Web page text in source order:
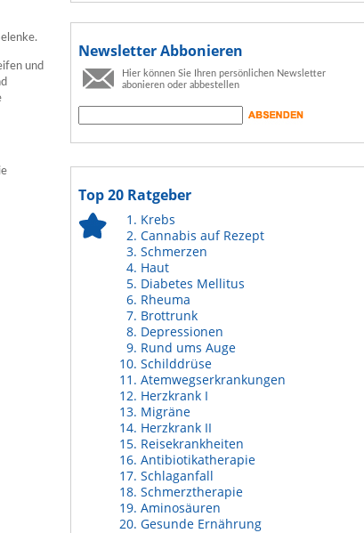
und
Newsletter Abbonieren
Hier können Sie Ihren persönlichen Newsletter
abonieren oder abbestellen
Top 20 Ratgeber
Krebs
Cannabis auf Rezept
Schmerzen
Haut
Diabetes Mellitus
Rheuma
Brottrunk
Depressionen
Rund ums Auge
Schilddrüse
Atemwegserkrankungen
Herzkrank I
Migräne
Herzkrank II
Reisekrankheiten
Antibiotikatherapie
Schlaganfall
Schmerztherapie
Aminosäuren
Gesunde Ernährung